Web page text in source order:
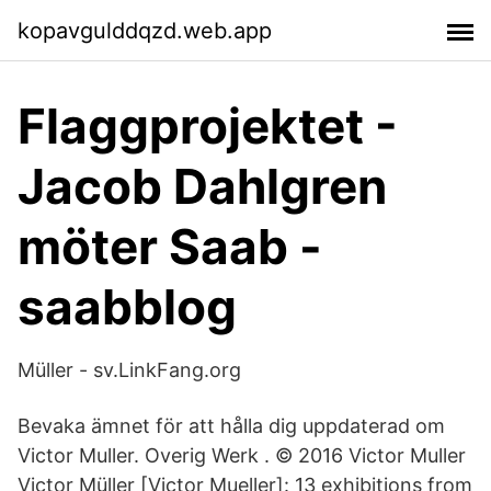
kopavgulddqzd.web.app
Flaggprojektet -
Jacob Dahlgren
möter Saab -
saabblog
Müller - sv.LinkFang.org
Bevaka ämnet för att hålla dig uppdaterad om
Victor Muller. Overig Werk . © 2016 Victor Muller
Victor Müller [Victor Mueller]: 13 exhibitions from